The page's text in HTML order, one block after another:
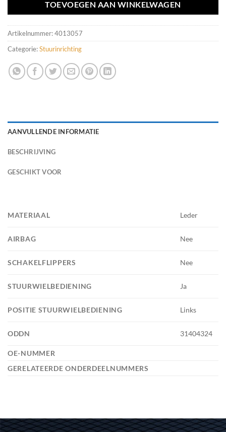
TOEVOEGEN AAN WINKELWAGEN
Artikelnummer:4013057
Categorie:Stuurinrichting
AANVULLENDE INFORMATIE
BESCHRIJVING
GESCHIKT VOOR
MATERIAAL Leder
AIRBAG Nee
SCHAKELFLIPPERS Nee
STUURWIELBEDIENING Ja
POSITIE STUURWIELBEDIENING Links
ODDN 31404324
OE-NUMMER
GERELATEERDE ONDERDEELNUMMERS